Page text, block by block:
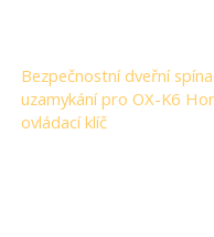
Bezpečnostní dveřní
uzamykání pro OX-K6
ovládací klíč